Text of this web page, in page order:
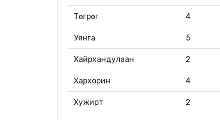
Төгрөг 4
Уянга 5
Хайрхандулаан 2
Хархорин 4
Хужирт 2